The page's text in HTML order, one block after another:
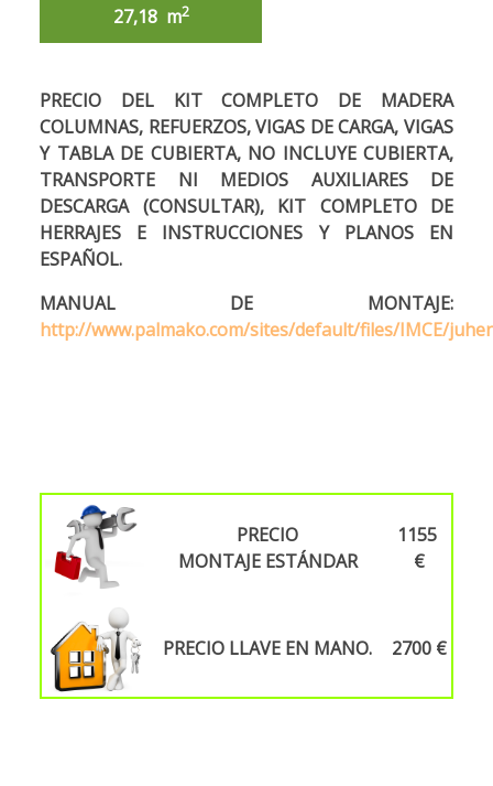
27,18 m2
PRECIO DEL KIT COMPLETO DE MADERA
COLUMNAS, REFUERZOS, VIGAS DE CARGA, VIGAS
Y TABLA DE CUBIERTA, NO INCLUYE CUBIERTA,
TRANSPORTE NI MEDIOS AUXILIARES DE
DESCARGA (CONSULTAR), KIT COMPLETO DE
HERRAJES E INSTRUCCIONES Y PLANOS EN
ESPAÑOL.
MANUAL DE MONTAJE:
http://www.palmako.com/sites/default/files/IMCE/
PRECIO
MONTAJE ESTÁNDAR
1155
€
PRECIO LLAVE EN MANO. 2700 €